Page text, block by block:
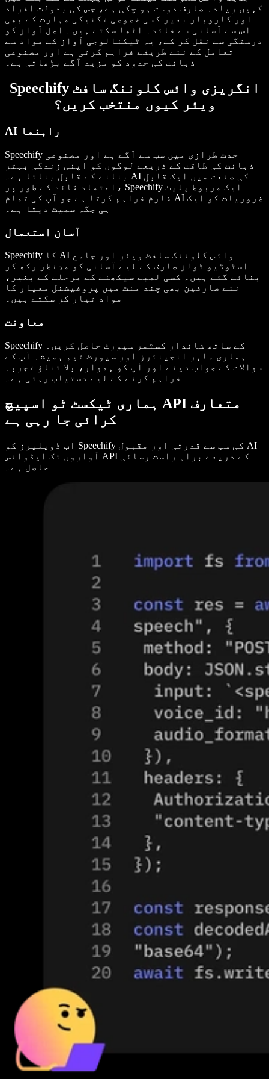
کہیں زیادہ صارف دوست ہو چکی ہے، جس کی بدولت افراد
اور کاروبار بغیر کسی خصوصی تکنیکی مہارت کے بھی
اس سے آسانی سے فائدہ اٹھا سکتے ہیں۔ اصل آواز کو
درستگی سے نقل کر کے، یہ ٹیکنالوجی آواز کے مواد سے
تعامل کے نئے طریقے فراہم کرتی ہے اور مصنوعی
ذہانت کی حدود کو مزید آگے بڑھاتی ہے۔
Speechify انگریزی وائس کلوننگ سافٹ
ویئر کیوں منتخب کریں؟
AI راہنما
Speechify جدت طرازی میں سب سے آگے ہے اور مصنوعی
ذہانت کی طاقت کے ذریعے لوگوں کو اپنی زندگی بہتر
بنانے کے قابل بناتا ہے۔ AI کی صنعت میں ایک قابلِ
اعتماد قائد کے طور پر، Speechify ایک مربوط پلیٹ
فارم فراہم کرتا ہے جو آپ کی تمام AI ضروریات کو ایک
ہی جگہ سمیٹ دیتا ہے۔
آسان استعمال
Speechify کا AI وائس کلوننگ سافٹ ویئر اور جامع
اسٹوڈیو ٹولز صارف کے لیے آسانی کو مدِنظر رکھ کر
بنائے گئے ہیں۔ کسی لمبے سیکھنے کے مرحلے کے بغیر،
نئے صارفین بھی چند منٹ میں پروفیشنل معیار کا
مواد تیار کر سکتے ہیں۔
معاونت
Speechify کے ساتھ شاندار کسٹمر سپورٹ حاصل کریں۔
ہماری ماہر انجینئرز اور سپورٹ ٹیم ہمیشہ آپ کے
سوالات کے جواب دینے اور آپ کو ہموار، بلا تناؤ تجربہ
فراہم کرنے کے لیے دستیاب رہتی ہے۔
ہماری ٹیکسٹ ٹو اسپیچ API متعارف
کرائی جا رہی ہے
اب ڈویلپرز کو Speechify کی سب سے قدرتی اور مقبول AI
آوازوں تک ایڈوانس API کے ذریعے براہِ راست رسائی
حاصل ہے۔